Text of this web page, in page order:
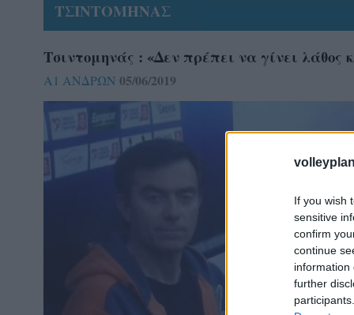
If you wish
sensitive
confirm
continue
information
further
ΤΣΙΝΤΟΜΗΝΑΣ
Τσιντομηνάς : «Δεν πρέπει να γίνει λάθος
Α1 ΑΝΔΡΩΝ 05/06/2019